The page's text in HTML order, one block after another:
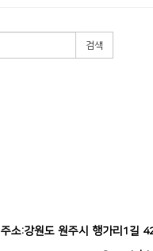
검색
주소:강원도 원주시 행가리1길